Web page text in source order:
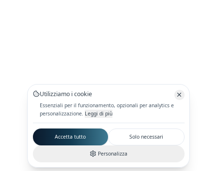
Utilizziamo i cookie
Essenziali per il funzionamento, opzionali per analytics e
personalizzazione. Leggi di più
Accetta tutto Solo necessari
Personalizza